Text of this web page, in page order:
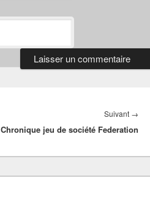
Suivant →
Chronique jeu de société Federation